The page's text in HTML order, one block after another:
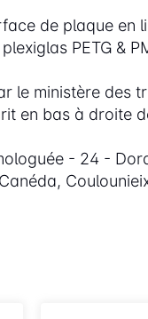
de plaque en
PETG &
le ministère des
en bas à droite
- 24 -